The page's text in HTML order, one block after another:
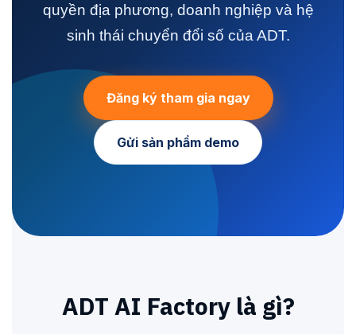
quyền địa phương, doanh nghiệp và hệ
sinh thái chuyển đổi số của ADT.
Đăng ký tham gia ngay
Gửi sản phẩm demo
ADT AI Factory là gì?